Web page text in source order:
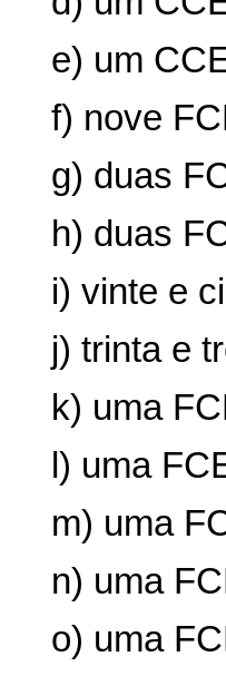
e) um
f) nove
g) duas
h) duas
i) vinte e
j) trinta e
k) uma
l) uma
m) uma
n) uma
o) uma